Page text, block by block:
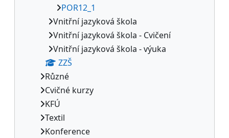
POR12_1
Vnitřní jazyková škola
Vnitřní jazyková škola - Cvičení
Vnitřní jazyková škola - výuka
ZZŠ
Různé
Cvičné kurzy
KFÚ
Textil
Konference